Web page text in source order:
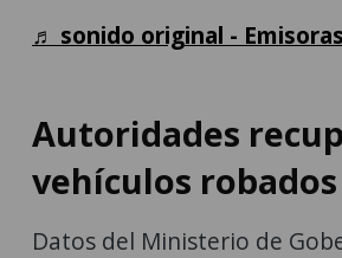
♬ sonido original -
Autoridades
vehículos robados
Datos del Ministerio de